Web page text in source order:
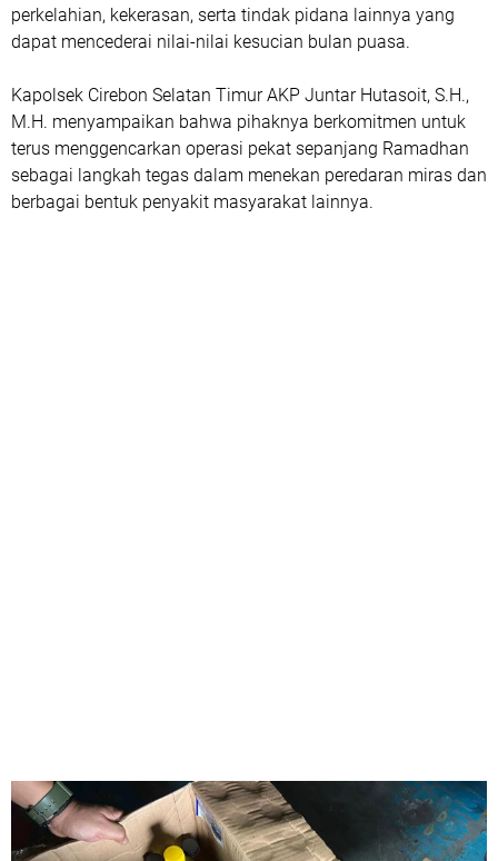
perkelahian, kekerasan, serta tindak pidana lainnya yang
dapat mencederai nilai-nilai kesucian bulan puasa.
Kapolsek Cirebon Selatan Timur AKP Juntar Hutasoit, S.H.,
M.H. menyampaikan bahwa pihaknya berkomitmen untuk
terus menggencarkan operasi pekat sepanjang Ramadhan
sebagai langkah tegas dalam menekan peredaran miras dan
berbagai bentuk penyakit masyarakat lainnya.